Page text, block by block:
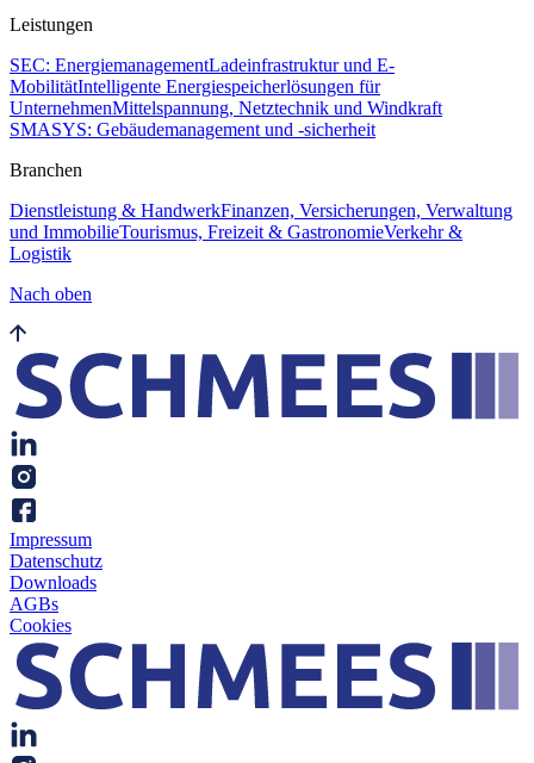
Leistungen
SEC: EnergiemanagementLadeinfrastruktur und E-
MobilitätIntelligente Energiespeicherlösungen für
UnternehmenMittelspannung, Netztechnik und Windkraft
SMASYS: Gebäudemanagement und -sicherheit
Branchen
Dienstleistung & HandwerkFinanzen, Versicherungen, Verwaltung
und ImmobilieTourismus, Freizeit & GastronomieVerkehr &
Logistik
Nach oben
Impressum
Datenschutz
Downloads
AGBs
Cookies